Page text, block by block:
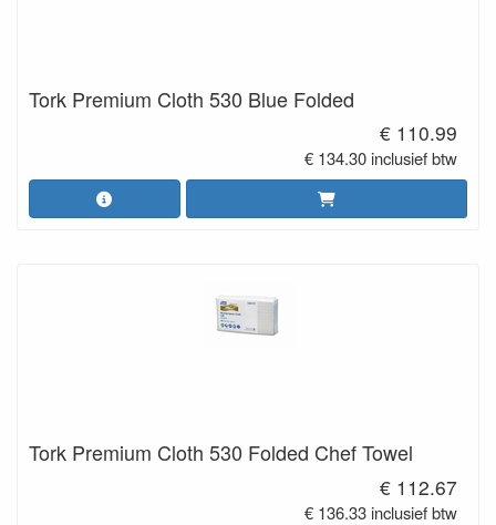
Tork Premium Cloth 530 Blue Folded
€ 110.99
€ 134.30 inclusief btw
Tork Premium Cloth 530 Folded Chef Towel
€ 112.67
€ 136.33 inclusief btw